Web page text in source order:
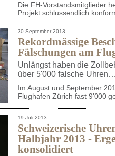
Die FH-Vorstandsmitglieder
Projekt schlussendlich
30 September 2013
Rekordmässige
Fälschungen am
Unlängst haben die
über 5'000 falsche Uhren…
Im August und September
Flughafen Zürich fast 9'000
19 Juli 2013
Schweizerische
Halbjahr 2013 -
konsolidiert